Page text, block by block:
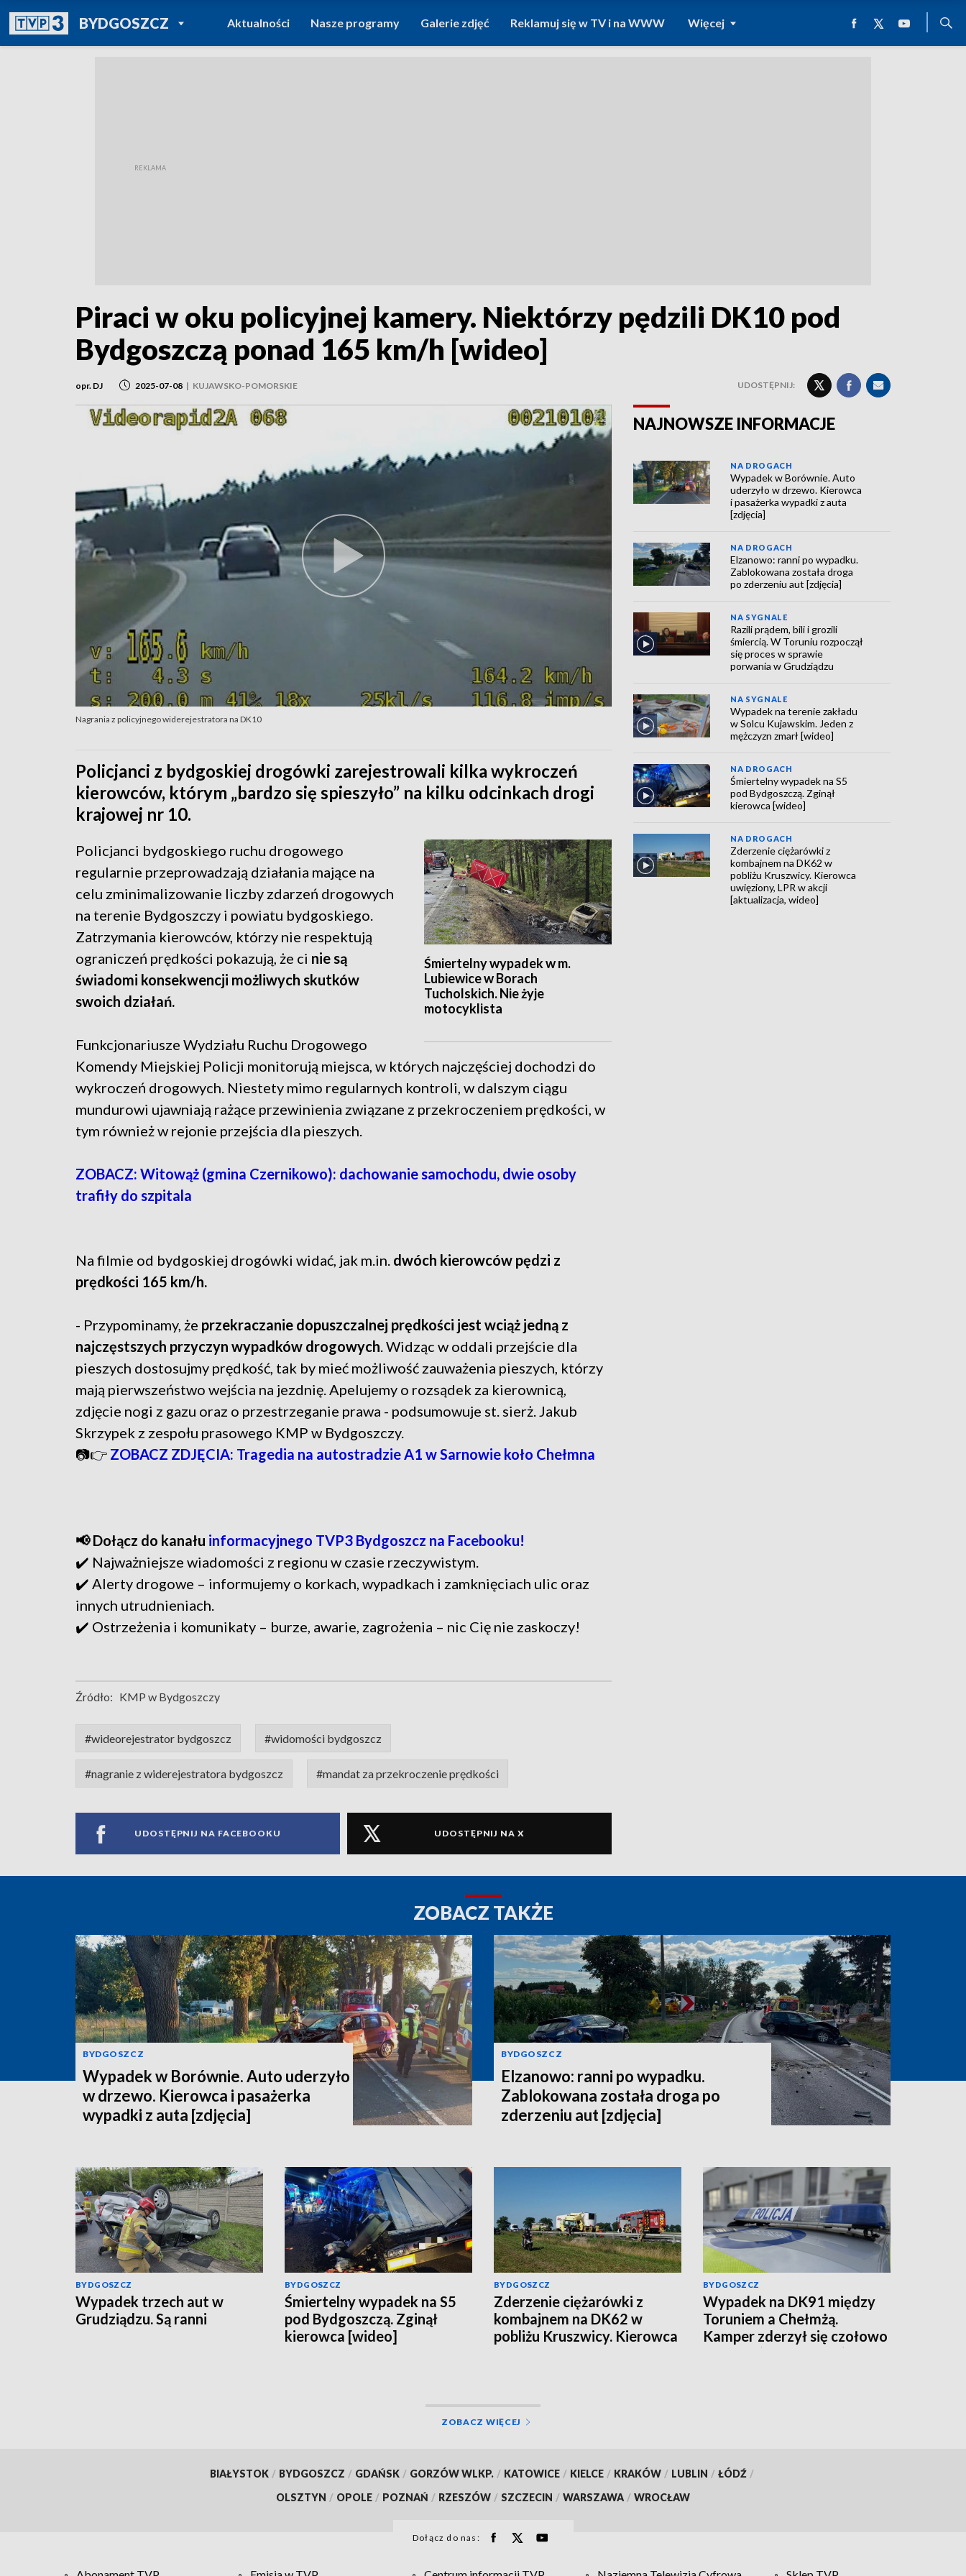
BYDGOSZCZPOWRÓT DO
TVP REGIONY
Aktualności Nasze programy Galerie zdjęć Reklamuj się w TV i na WWW Więcej
Piraci w oku policyjnej kamery. Niektórzy pędzili DK10 pod
Bydgoszczą ponad 165 km/h [wideo]
opr. DJ 2025-07-08 | KUJAWSKO-POMORSKIE UDOSTĘPNIJ:
Nagrania z policyjnego widerejestratora na DK10
Policjanci z bydgoskiej drogówki zarejestrowali kilka wykroczeń
kierowców, którym „bardzo się spieszyło” na kilku odcinkach drogi
krajowej nr 10.
Śmiertelny wypadek w m.
Lubiewice w Borach
Tucholskich. Nie żyje
motocyklista
Policjanci bydgoskiego ruchu drogowego
regularnie przeprowadzają działania mające na
celu zminimalizowanie liczby zdarzeń drogowych
na terenie Bydgoszczy i powiatu bydgoskiego.
Zatrzymania kierowców, którzy nie respektują
ograniczeń prędkości pokazują, że ci nie są
świadomi konsekwencji możliwych skutków
swoich działań.
Funkcjonariusze Wydziału Ruchu Drogowego
Komendy Miejskiej Policji monitorują miejsca, w których najczęściej dochodzi do
wykroczeń drogowych. Niestety mimo regularnych kontroli, w dalszym ciągu
mundurowi ujawniają rażące przewinienia związane z przekroczeniem prędkości, w
tym również w rejonie przejścia dla pieszych.
ZOBACZ: Witowąż (gmina Czernikowo): dachowanie samochodu, dwie osoby
trafiły do szpitala
Na filmie od bydgoskiej drogówki widać, jak m.in. dwóch kierowców pędzi z
prędkości 165 km/h.
- Przypominamy, że przekraczanie dopuszczalnej prędkości jest wciąż jedną z
najczęstszych przyczyn wypadków drogowych . Widząc w oddali przejście dla
pieszych dostosujmy prędkość, tak by mieć możliwość zauważenia pieszych, którzy
mają pierwszeństwo wejścia na jezdnię. Apelujemy o rozsądek za kierownicą,
zdjęcie nogi z gazu oraz o przestrzeganie prawa - podsumowuje st. sierż. Jakub
Skrzypek z zespołu prasowego KMP w Bydgoszczy.
📷👉 ZOBACZ ZDJĘCIA: Tragedia na autostradzie A1 w Sarnowie koło Chełmna
📢 Dołącz do kanału informacyjnego TVP3 Bydgoszcz na Facebooku!
✔️ Najważniejsze wiadomości z regionu w czasie rzeczywistym.
✔️ Alerty drogowe – informujemy o korkach, wypadkach i zamknięciach ulic oraz
innych utrudnieniach.
✔️ Ostrzeżenia i komunikaty – burze, awarie, zagrożenia – nic Cię nie zaskoczy!
Źródło: KMP w Bydgoszczy
#wideorejestrator bydgoszcz #widomości bydgoszcz
#nagranie z widerejestratora bydgoszcz #mandat za przekroczenie prędkości
UDOSTĘPNIJ NA FACEBOOKU UDOSTĘPNIJ NA X
NAJNOWSZE INFORMACJE
NA DROGACH
Wypadek w Borównie. Auto
uderzyło w drzewo. Kierowca
i pasażerka wypadki z auta
[zdjęcia]
NA DROGACH
Elzanowo: ranni po wypadku.
Zablokowana została droga
po zderzeniu aut [zdjęcia]
NA SYGNALE
Razili prądem, bili i grozili
śmiercią. W Toruniu rozpoczął
się proces w sprawie
porwania w Grudziądzu
NA SYGNALE
Wypadek na terenie zakładu
w Solcu Kujawskim. Jeden z
mężczyzn zmarł [wideo]
NA DROGACH
Śmiertelny wypadek na S5
pod Bydgoszczą. Zginął
kierowca [wideo]
NA DROGACH
Zderzenie ciężarówki z
kombajnem na DK62 w
pobliżu Kruszwicy. Kierowca
uwięziony, LPR w akcji
[aktualizacja, wideo]
ZOBACZ TAKŻE
BYDGOSZCZ
Wypadek w Borównie. Auto uderzyło
w drzewo. Kierowca i pasażerka
wypadki z auta [zdjęcia]
BYDGOSZCZ
Elzanowo: ranni po wypadku.
Zablokowana została droga po
zderzeniu aut [zdjęcia]
BYDGOSZCZ
Wypadek trzech aut w
Grudziądzu. Są ranni
BYDGOSZCZ
Śmiertelny wypadek na S5
pod Bydgoszczą. Zginął
kierowca [wideo]
BYDGOSZCZ
Zderzenie ciężarówki z
kombajnem na DK62 w
pobliżu Kruszwicy. Kierowca
BYDGOSZCZ
Wypadek na DK91 między
Toruniem a Chełmżą.
Kamper zderzył się czołowo
z autem (aktualizacja)
ZOBACZ WIĘCEJ
BIAŁYSTOK / BYDGOSZCZ / GDAŃSK / GORZÓW WLKP. / KATOWICE / KIELCE / KRAKÓW / LUBLIN / ŁÓDŹ /
OLSZTYN / OPOLE / POZNAŃ / RZESZÓW / SZCZECIN / WARSZAWA / WROCŁAW
Dołącz do nas: